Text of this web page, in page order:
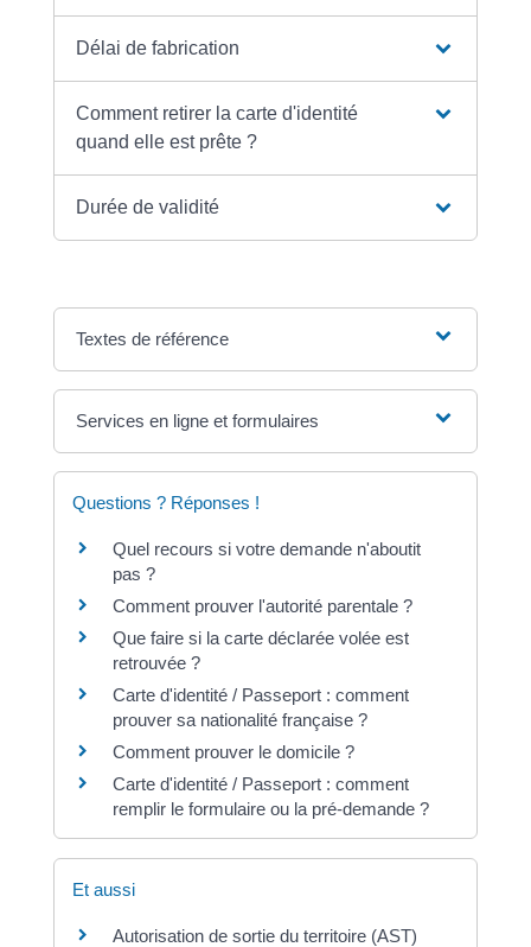
Délai de fabrication
Comment retirer la carte d'identité
quand elle est prête ?
Durée de validité
Textes de référence
Services en ligne et formulaires
Questions ? Réponses !
Quel recours si votre demande n'aboutit
pas ?
Comment prouver l'autorité parentale ?
Que faire si la carte déclarée volée est
retrouvée ?
Carte d'identité / Passeport : comment
prouver sa nationalité française ?
Comment prouver le domicile ?
Carte d'identité / Passeport : comment
remplir le formulaire ou la pré-demande ?
Et aussi
Autorisation de sortie du territoire (AST)